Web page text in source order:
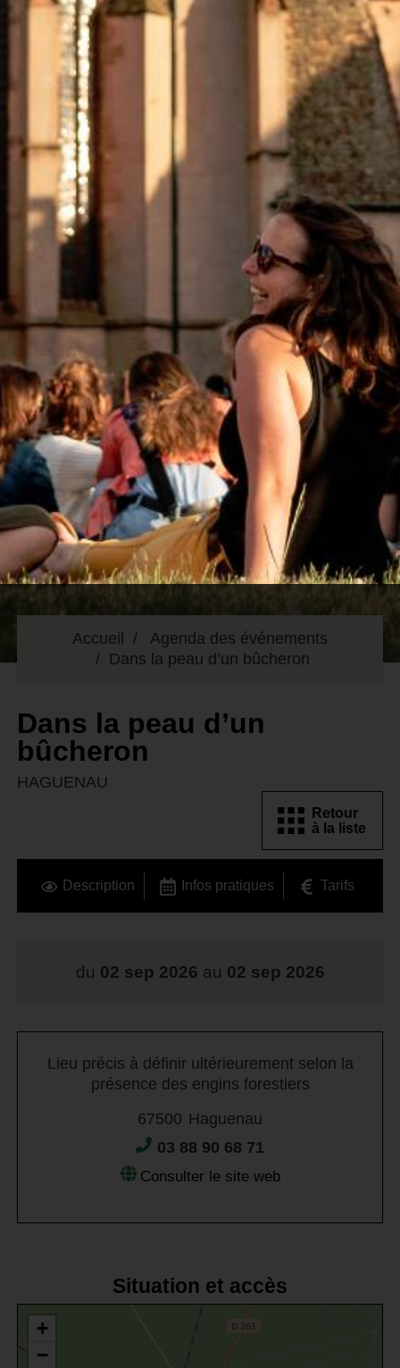
Accueil
Agenda des événements
Dans la peau d’un bûcheron
Dans la peau d’un
bûcheron
HAGUENAU
Retour
à la liste
Description Infos pratiques Tarifs
du 02 sep 2026 au 02 sep 2026
Lieu précis à définir ultérieurement selon la
présence des engins forestiers
67500 Haguenau
03 88 90 68 71
Consulter le site web
Situation et accès
+
−